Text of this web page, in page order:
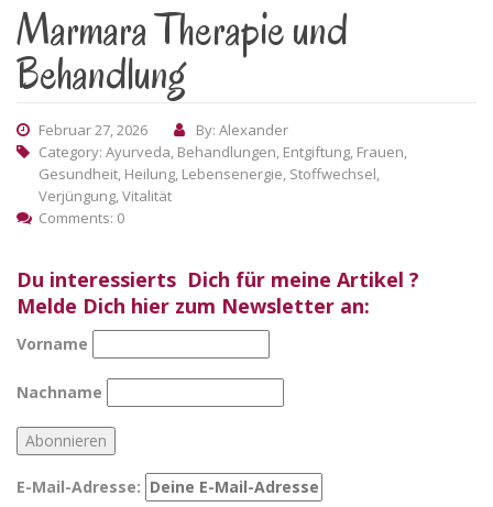
Marmara Therapie und
Behandlung
Februar 27, 2026
By: Alexander
Category: Ayurveda, Behandlungen, Entgiftung, Frauen,
Gesundheit, Heilung, Lebensenergie, Stoffwechsel,
Verjüngung,Vitalität
Comments: 0
Du interessierts Dich für meine Artikel ?
Melde Dich hier zum Newsletter an:
Vorname
Nachname
E-Mail-Adresse: